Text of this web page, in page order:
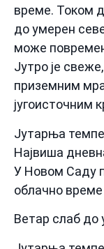
време. Током
до умерен
може
Јутро је
приземним
југоисточним
Јутарња
Највиша
У Новом Саду
облачно
Ветар слаб до